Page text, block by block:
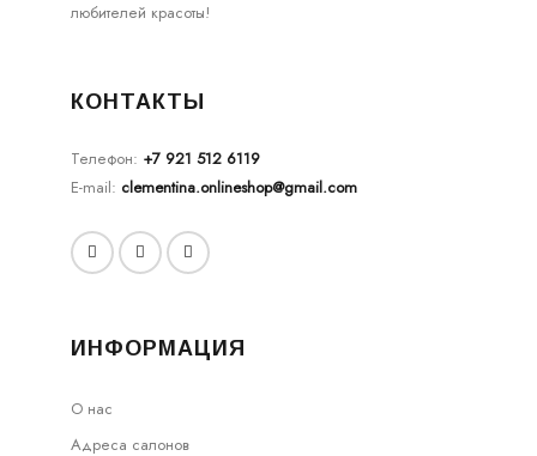
любителей красоты!
КОНТАКТЫ
Телефон: +7 921 512 6119
E-mail: clementina.onlineshop@gmail.com
ИНФОРМАЦИЯ
О нас
Адреса салонов